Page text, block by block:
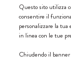
Moleskine ® è un
Moleskine srl a
Questo sito utilizza
consentire il
personalizzare la
in linea con le tue
Chiudendo il